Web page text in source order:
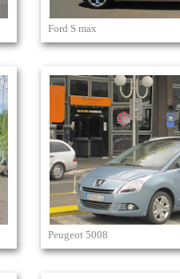
Ford S max
Peugeot 5008